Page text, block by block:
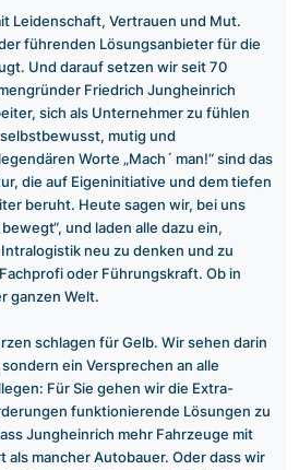
Leidenschaft, Vertrauen und Mut.
führenden Lösungsanbieter für die
Und darauf setzen wir seit 70
Friedrich Jungheinrich
sich als Unternehmer zu fühlen
mutig und
Worte „Mach´ man!“ sind das
die auf Eigeninitiative und dem tiefen
beruht. Heute sagen wir, bei uns
und laden alle dazu ein,
neu zu denken und zu
oder Führungskraft. Ob in
ganzen Welt.
schlagen für Gelb. Wir sehen darin
ein Versprechen an alle
Für Sie gehen wir die Extra-
funktionierende Lösungen zu
Jungheinrich mehr Fahrzeuge mit
als mancher Autobauer. Oder dass wir